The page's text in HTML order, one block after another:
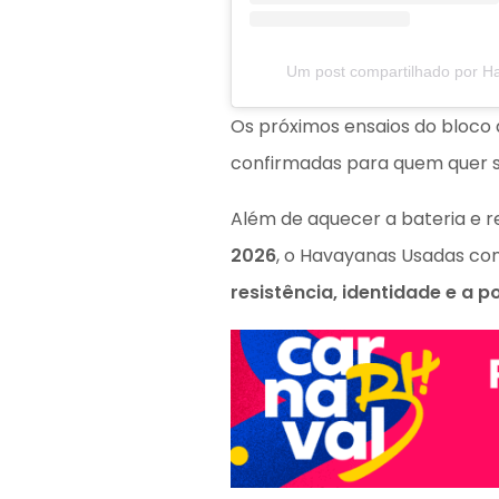
Um post compartilhado por
Os próximos ensaios do
confirmadas para quem quer
Além de aquecer a bateria e
2026, o Havayanas Usadas
resistência, identidade e a